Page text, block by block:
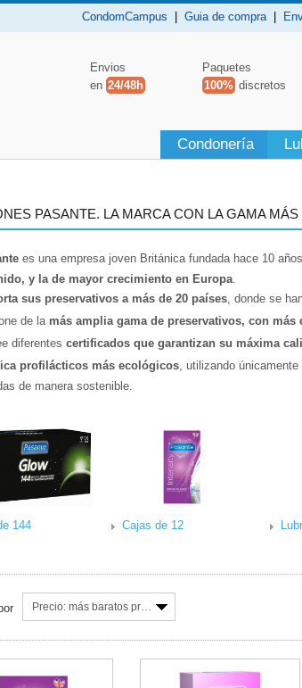
CondomCampus Guia de compra
Condonería
Envios
en 24/48h
Paquetes
100% discretos
PASANTE. LA MARCA CON LA GAMA
es una empresa joven Británica fundada hace 10
y la de mayor crecimiento en Europa.
sus preservativos a más de 20 países , donde se
de la más amplia gama de preservativos, con más
diferentes certificados que garantizan su máxima
profilácticos más ecológicos , utilizando
de manera sostenible.
144 Cajas de 12
Precio: más baratos primero